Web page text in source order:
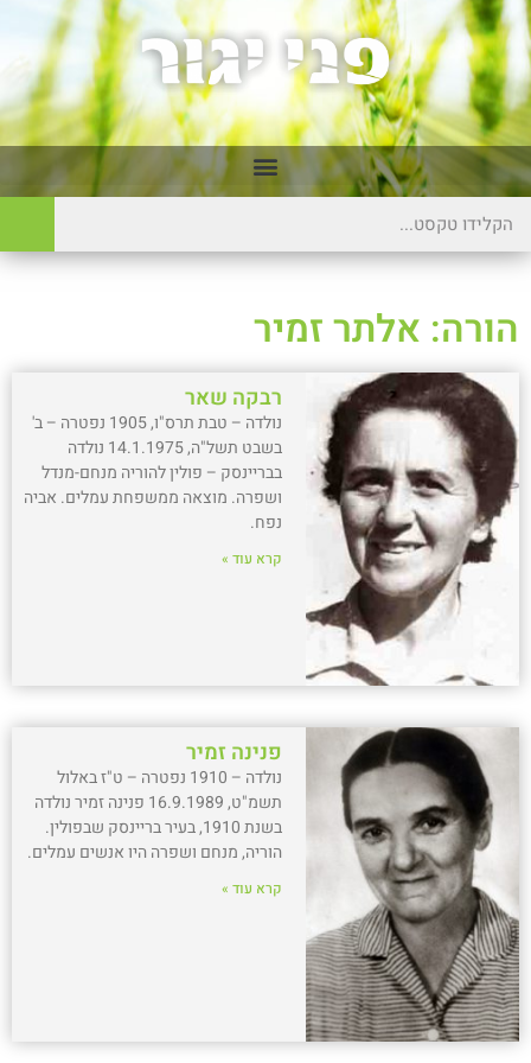
הורה: אלתר זמיר
רבקה שאר
נולדה – טבת תרס"ו, 1905 נפטרה – ב'
בשבט תשל"ה, 14.1.1975 נולדה
בבריינסק – פולין להוריה מנחם-מנדל
ושפרה. מוצאה ממשפחת עמלים. אביה
נפח.
קרא עוד »
פנינה זמיר
נולדה – 1910 נפטרה – ט"ז באלול
תשמ"ט, 16.9.1989 פנינה זמיר נולדה
בשנת 1910, בעיר בריינסק שבפולין.
הוריה, מנחם ושפרה היו אנשים עמלים.
קרא עוד »